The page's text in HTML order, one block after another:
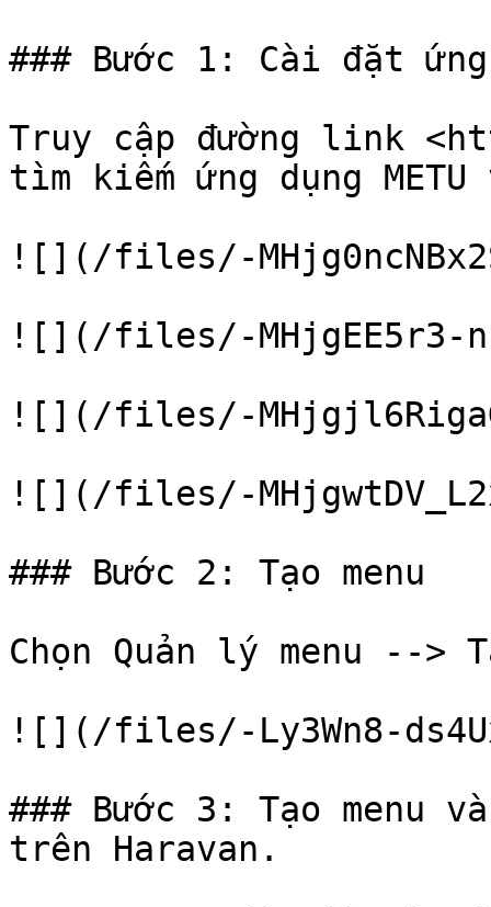
### Bước 1: Cài đặt ứng
Truy cập đường link
tìm kiếm ứng dụng
![](/files/-
![](/files/-MHjgEE5r3-
![](/files/-
![](/files/-
### Bước 2: Tạo menu
Chọn Quản lý menu -->
![](/files/-Ly3Wn8-
### Bước 3: Tạo menu
trên Haravan.